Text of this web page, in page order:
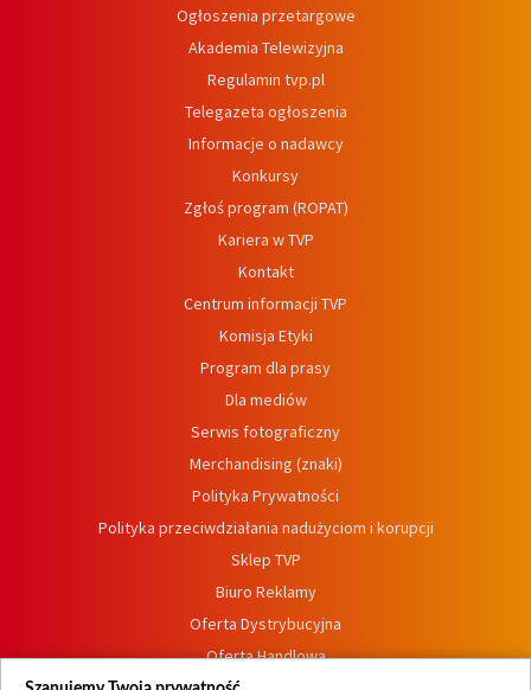
Ogłoszenia przetargowe
Akademia Telewizyjna
Regulamin tvp.pl
Telegazeta ogłoszenia
Informacje o nadawcy
Konkursy
Zgłoś program (ROPAT)
Kariera w TVP
Kontakt
Centrum informacji TVP
Komisja Etyki
Program dla prasy
Dla mediów
Serwis fotograficzny
Merchandising (znaki)
Polityka Prywatności
Polityka przeciwdziałania nadużyciom i korupcji
Sklep TVP
Biuro Reklamy
Oferta Dystrybucyjna
Oferta Handlowa